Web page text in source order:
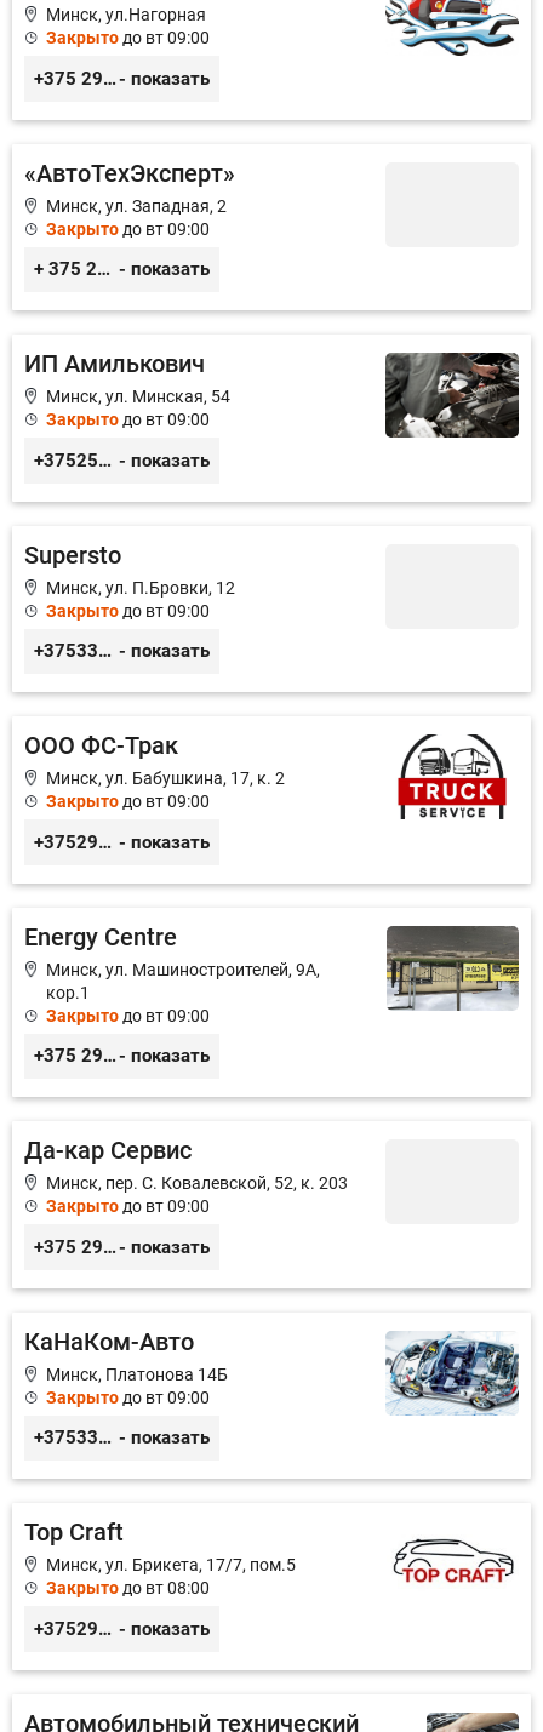
Минск, ул.Нагорная
Закрыто до вт 09:00
+375 29 656 49 92- показать
«АвтоТехЭксперт»
Минск, ул. Западная, 2
Закрыто до вт 09:00
+ 375 29 350 47 46 - показать
ИП Амилькович
Минск, ул. Минская, 54
Закрыто до вт 09:00
+375255355764 - показать
Supersto
Минск, ул. П.Бровки, 12
Закрыто до вт 09:00
+375336260568, +375296050568 - показать
ООО ФС-Трак
Минск, ул. Бабушкина, 17, к. 2
Закрыто до вт 09:00
+375293970606 - показать
Energy Centre
Минск, ул. Машиностроителей, 9А,
кор.1
Закрыто до вт 09:00
+375 29 385 71 17- показать
Да-кар Сервис
Минск, пер. С. Ковалевской, 52, к. 203
Закрытодо вт 09:00
+375 29 650 58 47- показать
КаНаКом-Авто
Минск, Платонова 14Б
Закрыто до вт 09:00
+375336756676 - показать
Top Craft
Минск, ул. Брикета, 17/7, пом.5
Закрытодо вт 08:00
+375291414004 - показать
Автомобильный технический